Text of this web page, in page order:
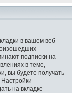
в вашем веб-
подписки на
в теме,
вы будете получать
на вкладке